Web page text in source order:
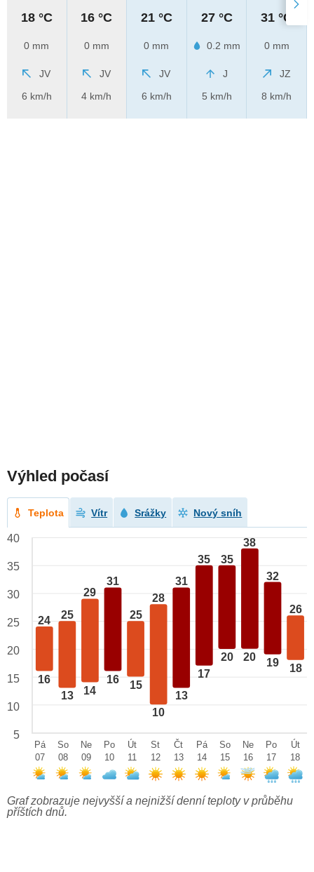
18 °C
0 mm
JV
6 km/h
16 °C
0 mm
JV
4 km/h
21 °C
0 mm
JV
6 km/h
27 °C
0.2 mm
J
5 km/h
31 °C
0 mm
JZ
8 km/h
Výhled počasí
Teplota Vítr Srážky Nový sníh
24
16
25
13
29
14
31
16
25
15
28
10
31
13
35
17
35
20
38
20
32
19
26
18
40
35
30
25
20
15
10
5
Pá
07
So
08
Ne
09
Po
10
Út
11
St
12
Čt
13
Pá
14
So
15
Ne
16
Po
17
Út
18
Graf zobrazuje nejvyšší a nejnižší denní teploty v průběhu
příštích dnů.